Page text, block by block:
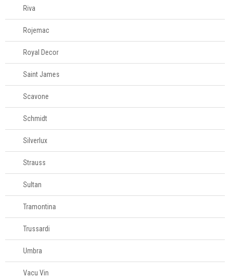
Riva
Rojemac
Royal Decor
Saint James
Scavone
Schmidt
Silverlux
Strauss
Sultan
Tramontina
Trussardi
Umbra
Vacu Vin